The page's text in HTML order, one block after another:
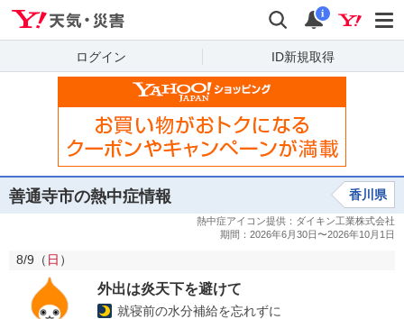
検索 通知
i
ログイン ID新規取得
善通寺市の熱中症情報 香川県
8/9（ 日 ）
外出は炎天下を避けて
就寝前の水分補給を忘れずに